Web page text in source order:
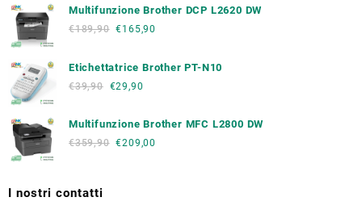
Multifunzione Brother DCP L2620 DW
€189,90 €165,90
Etichettatrice Brother PT-N10
€39,90 €29,90
Multifunzione Brother MFC L2800 DW
€359,90 €209,00
I nostri contatti